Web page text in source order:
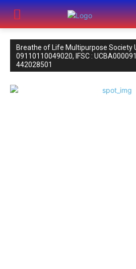
Breathe of Life Multipurpose Society
09110110049020, IFSC :
442028501